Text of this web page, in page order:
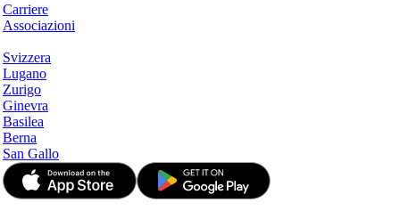
Carriere
Associazioni
Svizzera
Lugano
Zurigo
Ginevra
Basilea
Berna
San Gallo